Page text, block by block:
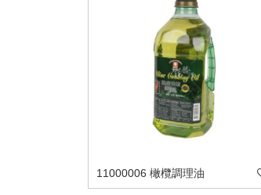
11000006 橄欖調理油